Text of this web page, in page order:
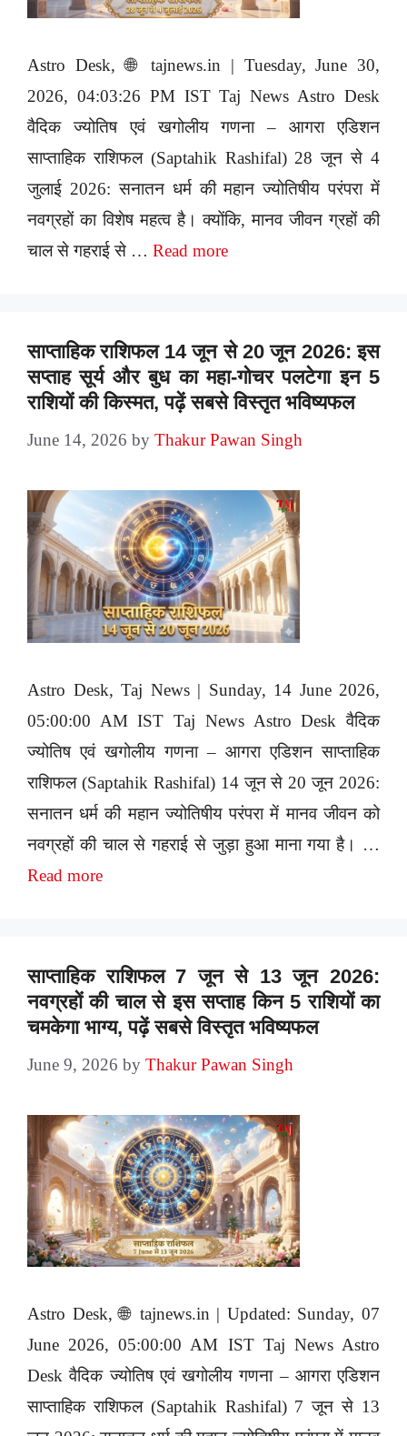
Astro Desk, 🌐 tajnews.in | Tuesday, June 30,
2026, 04:03:26 PM IST Taj News Astro Desk
वैदिक ज्योतिष एवं खगोलीय गणना – आगरा एडिशन
साप्ताहिक राशिफल (Saptahik Rashifal) 28 जून से 4
जुलाई 2026: सनातन धर्म की महान ज्योतिषीय परंपरा में
नवग्रहों का विशेष महत्व है। क्योंकि, मानव जीवन ग्रहों की
चाल से गहराई से … Read more
साप्ताहिक राशिफल 14 जून से 20 जून 2026: इस
सप्ताह सूर्य और बुध का महा-गोचर पलटेगा इन 5
राशियों की किस्मत, पढ़ें सबसे विस्तृत भविष्यफल
June 14, 2026 by Thakur Pawan Singh
Astro Desk, Taj News | Sunday, 14 June 2026,
05:00:00 AM IST Taj News Astro Desk वैदिक
ज्योतिष एवं खगोलीय गणना – आगरा एडिशन साप्ताहिक
राशिफल (Saptahik Rashifal) 14 जून से 20 जून 2026:
सनातन धर्म की महान ज्योतिषीय परंपरा में मानव जीवन को
नवग्रहों की चाल से गहराई से जुड़ा हुआ माना गया है। …
Read more
साप्ताहिक राशिफल 7 जून से 13 जून 2026:
नवग्रहों की चाल से इस सप्ताह किन 5 राशियों का
चमकेगा भाग्य, पढ़ें सबसे विस्तृत भविष्यफल
June 9, 2026 by Thakur Pawan Singh
Astro Desk, 🌐 tajnews.in | Updated: Sunday, 07
June 2026, 05:00:00 AM IST Taj News Astro
Desk वैदिक ज्योतिष एवं खगोलीय गणना – आगरा एडिशन
साप्ताहिक राशिफल (Saptahik Rashifal) 7 जून से 13